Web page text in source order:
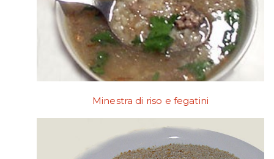
Minestra di riso e fegatini